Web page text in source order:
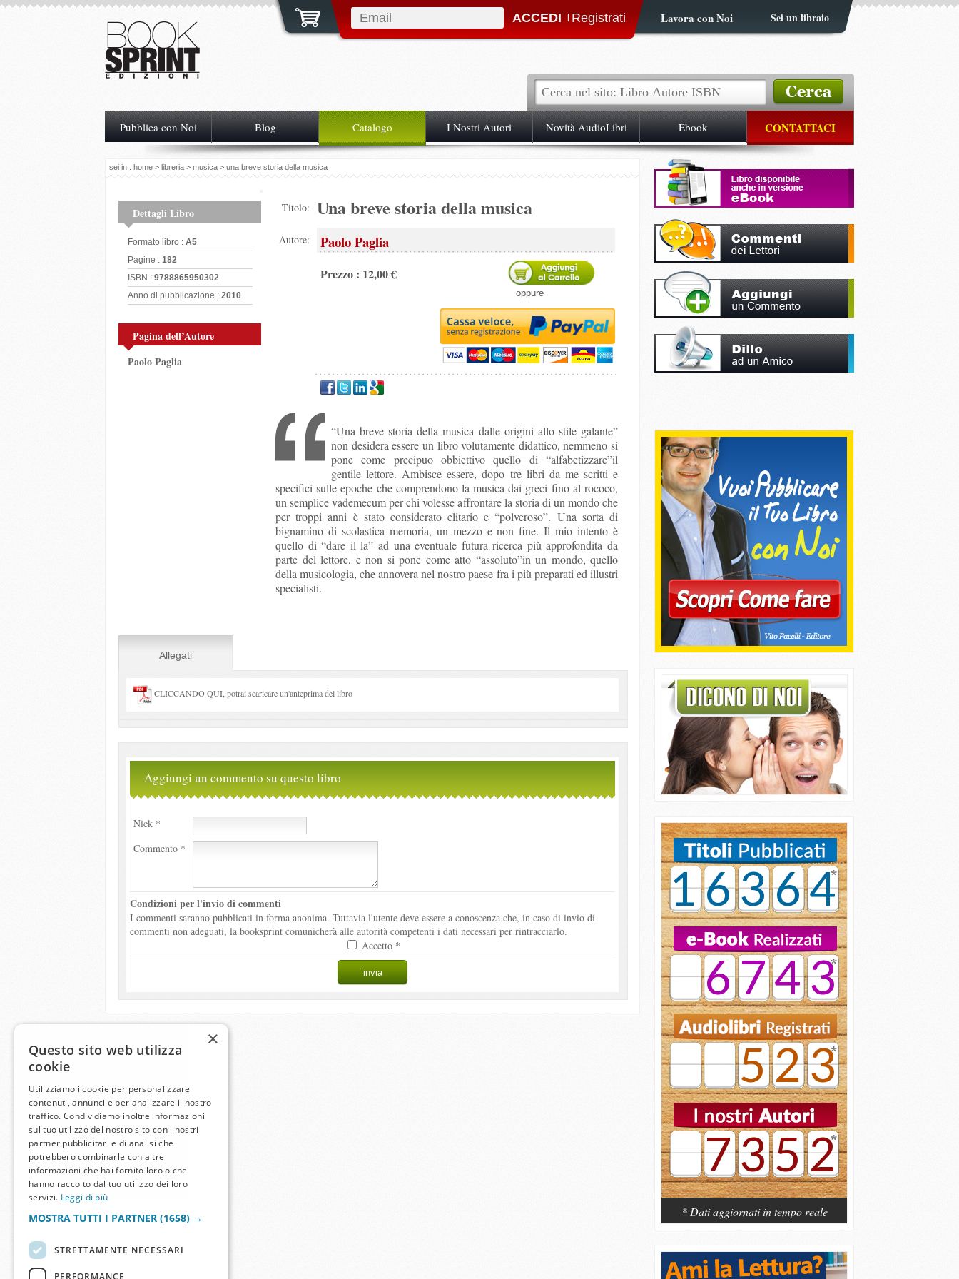
| Lavora con Noi Sei un libraio
Pubblica con Noi Blog Catalogo I Nostri Autori Novità AudioLibri Ebook CONTATTACI
sei in : home > libreria > musica > una breve storia della musica
Dettagli Libro
Formato libro : A5
Pagine : 182
ISBN : 9788865950302
Anno di pubblicazione : 2010
Pagina dell’Autore
Paolo Paglia
Titolo: Una breve storia della musica
Autore: Paolo Paglia
Prezzo : 12,00 €
oppure
“Una breve storia della musica dalle origini allo stile galante”
non desidera essere un libro volutamente didattico, nemmeno si
pone come precipuo obbiettivo quello di “alfabetizzare”il
gentile lettore. Ambisce essere, dopo tre libri da me scritti e
specifici sulle epoche che comprendono la musica dai greci fino al rococo,
un semplice vademecum per chi volesse affrontare la storia di un mondo che
per troppi anni è stato considerato elitario e “polveroso”. Una sorta di
bignamino di scolastica memoria, un mezzo e non fine. Il mio intento è
quello di “dare il la” ad una eventuale futura ricerca più approfondita da
parte del lettore, e non si pone come atto “assoluto”in un mondo, quello
della musicologia, che annovera nel nostro paese fra i più preparati ed illustri
specialisti.
Allegati
CLICCANDO QUI, potrai scaricare un'anteprima del libro
Aggiungi un commento su questo libro
Nick *
Commento *
Condizioni per l'invio di commenti
I commenti saranno pubblicati in forma anonima. Tuttavia l'utente deve essere a conoscenza che, in caso di invio di
commenti non adeguati, la booksprint comunicherà alle autorità competenti i dati necessari per rintracciarlo.
Accetto *
16364
6743
523
7352
* Dati aggiornati in tempo reale
×
Questo sito web utilizza
cookie
Utilizziamo i cookie per personalizzare
contenuti, annunci e per analizzare il nostro
traffico. Condividiamo inoltre informazioni
sul tuo utilizzo del nostro sito con i nostri
partner pubblicitari e di analisi che
potrebbero combinarle con altre
informazioni che hai fornito loro o che
hanno raccolto dal tuo utilizzo dei loro
servizi. Leggi di più
MOSTRA TUTTI I PARTNER (1658) →
STRETTAMENTE NECESSARI
PERFORMANCE